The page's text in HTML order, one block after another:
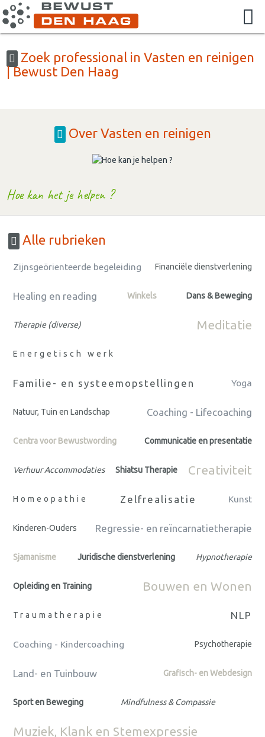
Zoek professional in Vasten en reinigen
| Bewust Den Haag
Over Vasten en reinigen
Hoe kan het je helpen ?
Alle rubrieken
Zijnsgeörienteerde begeleiding Financiële dienstverlening
Healing en reading Winkels Dans & Beweging
Therapie (diverse) Meditatie
Energetisch werk
Familie- en systeemopstellingen Yoga
Natuur, Tuin en Landschap Coaching - Lifecoaching
Centra voor Bewustwording Communicatie en presentatie
Verhuur Accommodaties Shiatsu Therapie Creativiteit
Homeopathie Zelfrealisatie Kunst
Kinderen-Ouders Regressie- en reïncarnatietherapie
Sjamanisme Juridische dienstverlening Hypnotherapie
Opleiding en Training Bouwen en Wonen
Traumatherapie NLP
Coaching - Kindercoaching Psychotherapie
Land- en Tuinbouw Grafisch- en Webdesign
Sport en Beweging Mindfulness & Compassie
Muziek, Klank en Stemexpressie